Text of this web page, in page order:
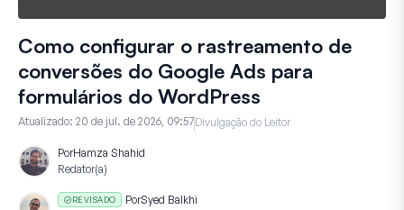
Como configurar o rastreamento de
conversões do Google Ads para
formulários do WordPress
Atualizado: 20 de jul. de 2026, 09:57Divulgação do Leitor
PorHamza Shahid
Redator(a)
REVISADO PorSyed Balkhi